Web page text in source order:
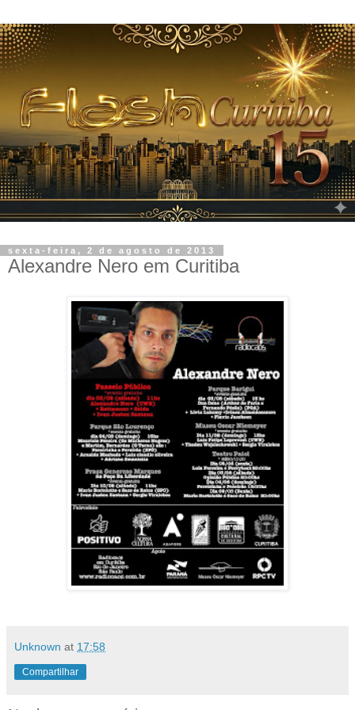
sexta-feira, 2 de agosto de 2013
Alexandre Nero em Curitiba
Unknown at 17:58
Compartilhar